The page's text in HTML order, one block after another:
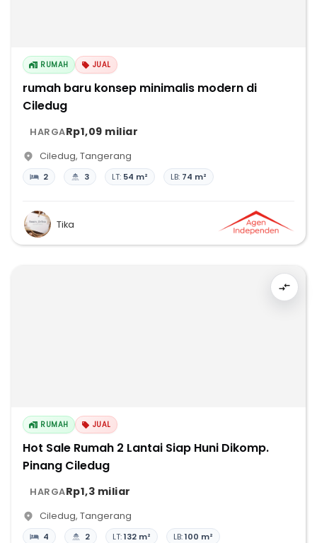
RUMAH JUAL
rumah baru konsep minimalis modern di
Ciledug
HARGARp1,09 miliar
Ciledug, Tangerang
2 3 LT: 54 m² LB: 74 m²
Tika
RUMAH JUAL
Hot Sale Rumah 2 Lantai Siap Huni Dikomp.
Pinang Ciledug
HARGARp1,3 miliar
Ciledug, Tangerang
4 2 LT:132 m² LB:100 m²